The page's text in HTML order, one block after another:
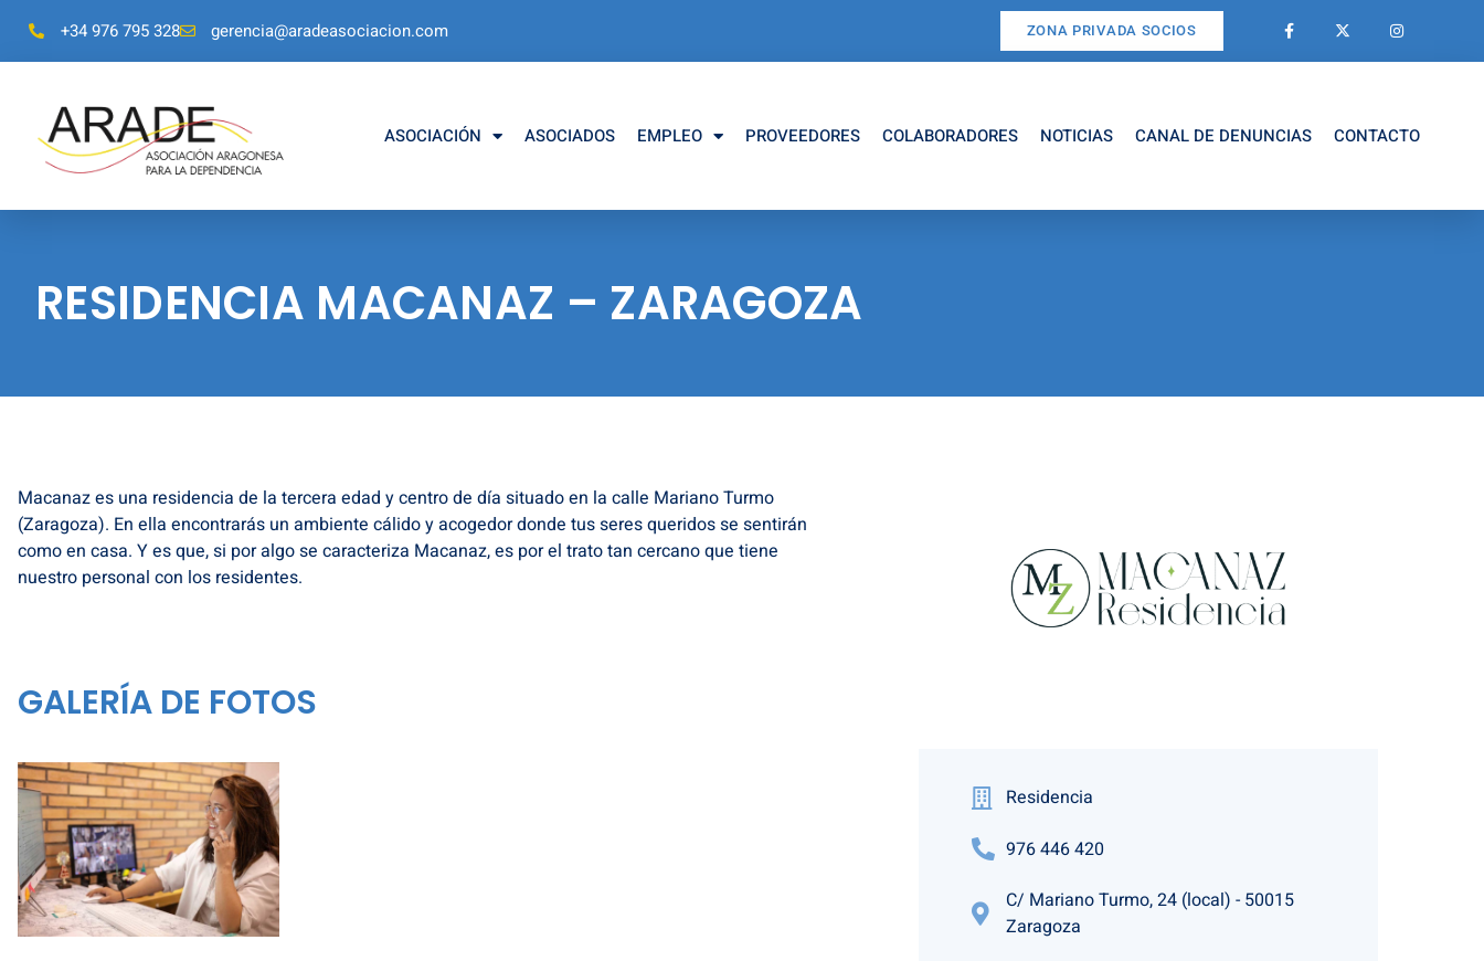
+34 976 795 328 gerencia@aradeasociacion.com ZONA PRIVADA SOCIOS
ASOCIACIÓN ASOCIADOS EMPLEO PROVEEDORES COLABORADORES NOTICIAS CANAL DE DENUNCIAS CONTACTO
RESIDENCIA MACANAZ – ZARAGOZA
Macanaz es una residencia de la tercera edad y centro de día situado en la calle Mariano Turmo
(Zaragoza). En ella encontrarás un ambiente cálido y acogedor donde tus seres queridos se sentirán
como en casa. Y es que, si por algo se caracteriza Macanaz, es por el trato tan cercano que tiene
nuestro personal con los residentes.
GALERÍA DE FOTOS
Residencia
976 446 420
C/ Mariano Turmo, 24 (local) - 50015
Zaragoza